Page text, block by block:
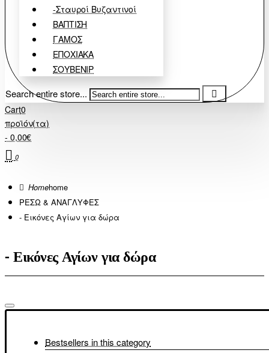
-Σταυροί Βυζαντινοί
ΒΑΠΤΙΣΗ
ΓΑΜΟΣ
ΕΠΟΧΙΑΚΑ
ΣΟΥΒΕΝΙΡ
Search entire store...
Cart0
προϊόν(τα)
- 0,00€
0
home
ΡΕΣΩ & ΑΝΑΓΛΥΦΕΣ
- Εικόνες Αγίων για δώρα
- Εικόνες Αγίων για δώρα
Bestsellers in this category